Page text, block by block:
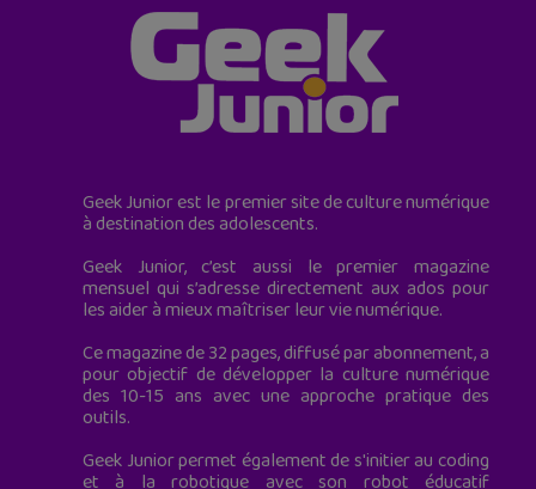
Geek Junior est le premier site de culture numérique
à destination des adolescents.
Geek Junior, c’est aussi le premier magazine
mensuel qui s’adresse directement aux ados pour
les aider à mieux maîtriser leur vie numérique.
Ce magazine de 32 pages, diffusé par abonnement, a
pour objectif de développer la culture numérique
des 10-15 ans avec une approche pratique des
outils.
Geek Junior permet également de s'initier au coding
et à la robotique avec son robot éducatif